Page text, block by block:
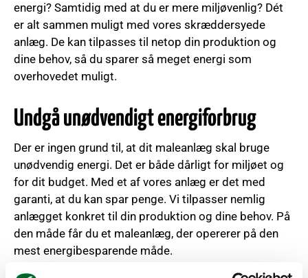
energi? Samtidig med at du er mere miljøvenlig? Dét
er alt sammen muligt med vores skræddersyede
anlæg. De kan tilpasses til netop din produktion og
dine behov, så du sparer så meget energi som
overhovedet muligt.
Undgå unødvendigt energiforbrug
Der er ingen grund til, at dit maleanlæg skal bruge
unødvendig energi. Det er både dårligt for miljøet og
for dit budget. Med et af vores anlæg er det med
garanti, at du kan spar penge. Vi tilpasser nemlig
anlægget konkret til din produktion og dine behov. På
den måde får du et maleanlæg, der opererer på den
mest energibesparende måde.